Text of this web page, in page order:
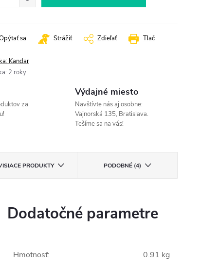
Tlač
sa Strážiť Zdieľať
Kandar
: 2 roky
za
Výdajné miesto
Navštívte nás aj osobne:
Vajnorská 135, Bratislava.
Tešíme sa na vás!
PRODUKTY PODOBNÉ (4)
Dodatočné parametre
Hmotnosť: 0.91 kg